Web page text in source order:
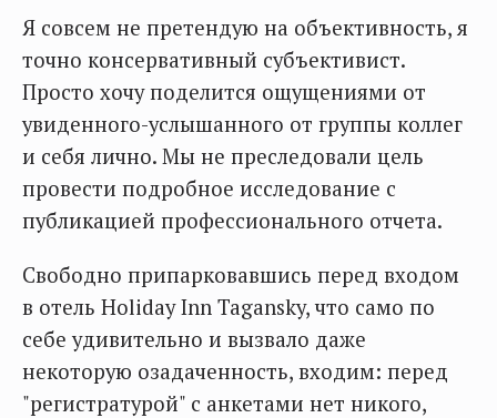
Я совсем не претендую на объективность, я
точно консервативный субъективист.
Просто хочу поделится ощущениями от
увиденного-услышанного от группы коллег
и себя лично. Мы не преследовали цель
провести подробное исследование с
публикацией профессионального отчета.
Свободно припарковавшись перед входом
в отель Holiday Inn Tagansky, что само по
себе удивительно и вызвало даже
некоторую озадаченность, входим: перед
"регистратурой" с анкетами нет никого,